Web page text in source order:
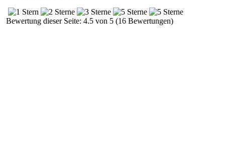
Bewertung dieser Seite: 4.5 von 5 (16 Bewertungen)